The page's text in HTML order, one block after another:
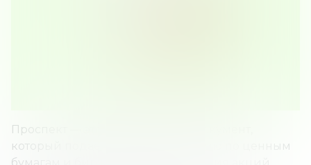
Проспект — это официальный документ,
который подается в SEC (Комиссию по ценным